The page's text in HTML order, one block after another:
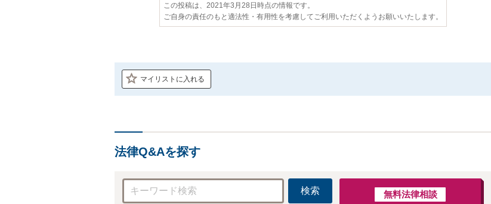
この投稿は、2021年3月28日時点の情報です。
ご自身の責任のもと適法性・有用性を考慮してご利用いただくようお願いいたします。
マイリストに入れる
法律Q&Aを探す
検索 無料法律相談